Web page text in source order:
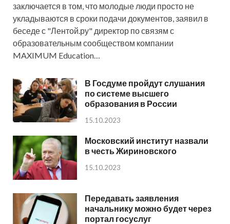
заключается в том, что молодые люди просто не
укладываются в сроки подачи документов, заявил в
беседе с "Лентой.ру" директор по связям с
образовательным сообществом компании
MAXIMUM Education…
В Госдуме пройдут слушания
по системе высшего
образования в России
15.10.2023
Московский институт назвали
в честь Жириновского
15.10.2023
Передавать заявления
начальнику можно будет через
портал госуслуг